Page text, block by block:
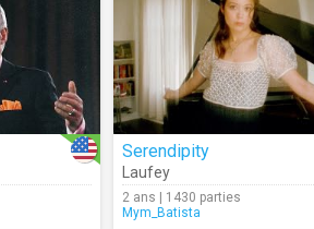
Serendipity
Laufey
2 ans | 1430 parties
Mym_Batista